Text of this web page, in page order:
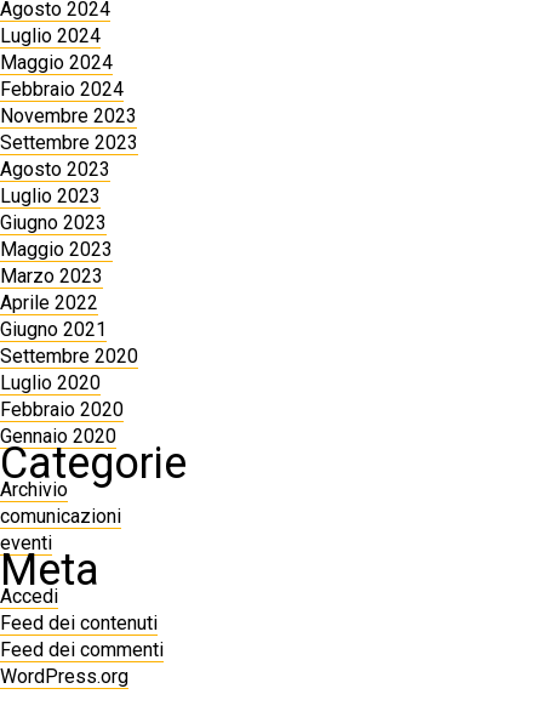
Agosto 2024
Luglio 2024
Maggio 2024
Febbraio 2024
Novembre 2023
Settembre 2023
Agosto 2023
Luglio 2023
Giugno 2023
Maggio 2023
Marzo 2023
Aprile 2022
Giugno 2021
Settembre 2020
Luglio 2020
Febbraio 2020
Gennaio 2020
Categorie
Archivio
comunicazioni
eventi
Meta
Accedi
Feed dei contenuti
Feed dei commenti
WordPress.org